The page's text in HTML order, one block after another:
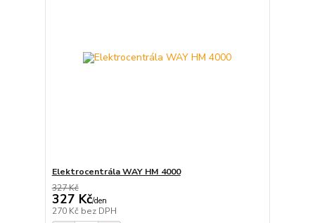
Elektrocentrála WAY HM 4000
327 Kč
327 Kč/den
270 Kč bez DPH